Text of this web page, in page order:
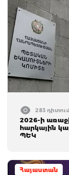
283
2026-ի
հարկային
ՊԵԿ
Հայաստան